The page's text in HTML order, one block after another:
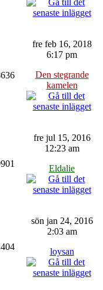
fre feb 16, 2018
6:17 pm
Den stegrande
kamelen
fre jul 15, 2016
12:23 am
Eldalie
sön jan 24, 2016
2:03 am
loysan